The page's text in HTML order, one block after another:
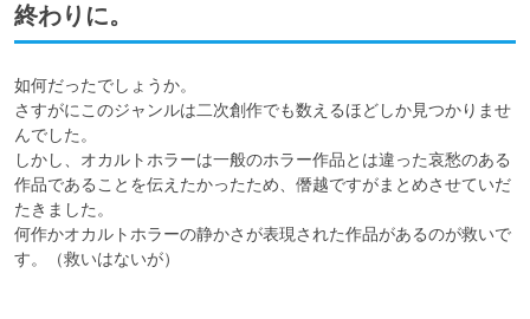
終わりに。
如何だったでしょうか。
さすがにこのジャンルは二次創作でも数えるほどしか見つかりませ
んでした。
しかし、オカルトホラーは一般のホラー作品とは違った哀愁のある
作品であることを伝えたかったため、僭越ですがまとめさせていだ
たきました。
何作かオカルトホラーの静かさが表現された作品があるのが救いで
す。（救いはないが）